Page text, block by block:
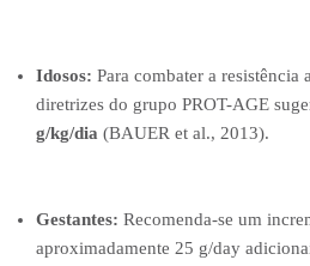
Idosos: Para combater a resistência
diretrizes do grupo PROT-AGE
g/kg/dia (BAUER et al., 2013).
Gestantes: Recomenda-se um
aproximadamente 25 g/day